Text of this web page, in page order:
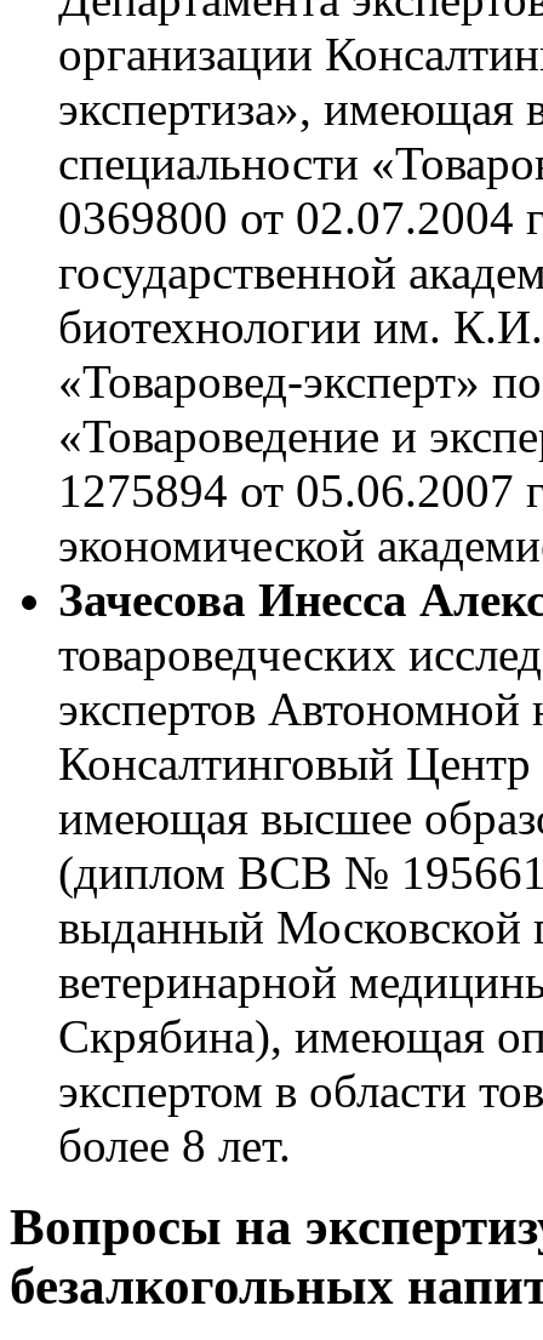
организации
экспертиза», имеющая
специальности
0369800 от 02.07.2004
государственной
биотехнологии им.
«Товаровед-эксперт»
«Товароведение и
1275894 от 05.06.2007
экономической
Зачесова Инесса
товароведческих
экспертов Автономной
Консалтинговый Центр
имеющая высшее
(диплом ВСВ №
выданный Московской
ветеринарной
Скрябина), имеющая
экспертом в области
более 8 лет.
Вопросы на
безалкогольных